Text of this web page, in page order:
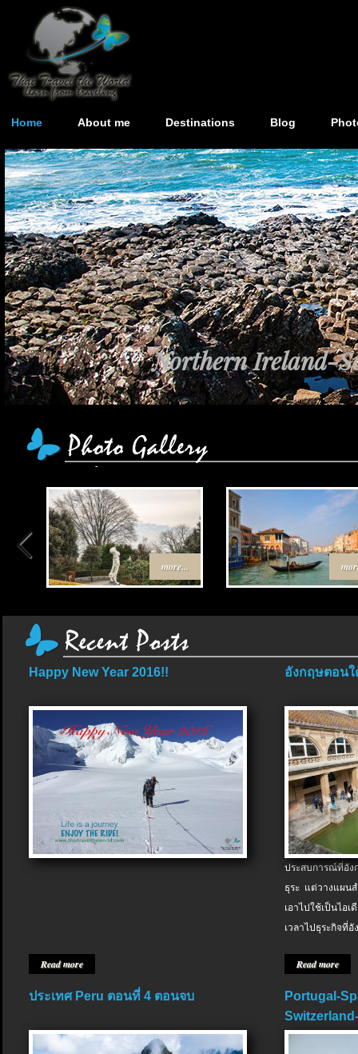
Home About me Destinations Blog
Northern Ireland-
เส้นทาง Egypt-
more...
Happy New Year 2016!!
Read more
อังกฤษตอนใ
ประสบการณ์ที่อัง
ธุระ แต่วางแผน
เอาไปใช้เป็นไอ
เวลาไปธุระกิจที่อั
Read more
ประเทศ Peru ตอนที่ 4 ตอนจบ
Portugal-